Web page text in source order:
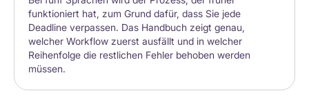
funktioniert hat, zum Grund dafür, dass Sie jede
Deadline verpassen. Das Handbuch zeigt genau,
welcher Workflow zuerst ausfällt und in welcher
Reihenfolge die restlichen Fehler behoben werden
müssen.